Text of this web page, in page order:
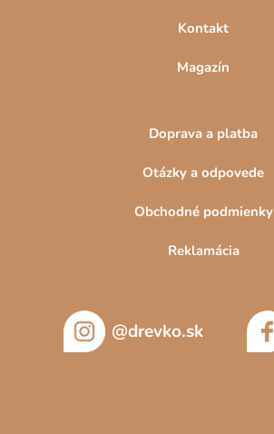
Kontakt
Magazín
Doprava a platba
Otázky a odpovede
Obchodné podmienky
Reklamácia
@drevko.sk